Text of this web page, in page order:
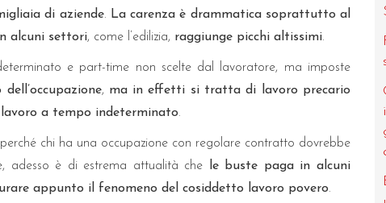
di aziende. La carenza è drammatica soprattutto al
alcuni settori, come l’edilizia, raggiunge picchi altissimi.
e part-time non scelte dal lavoratore, ma imposte
, ma in effetti si tratta di lavoro precario
a tempo indeterminato.
chi ha una occupazione con regolare contratto dovrebbe
adesso è di estrema attualità che
le buste paga in alcuni
appunto il fenomeno del cosiddetto lavoro povero.